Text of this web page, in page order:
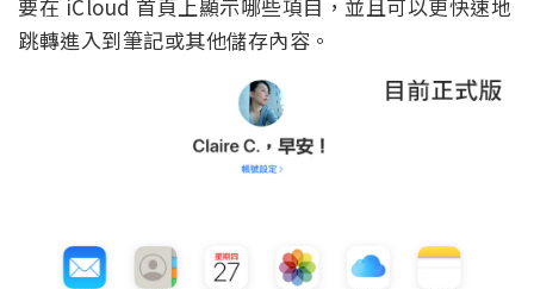
要在 iCloud 首頁上顯示哪些項目，並且可以更快速地
跳轉進入到筆記或其他儲存內容。